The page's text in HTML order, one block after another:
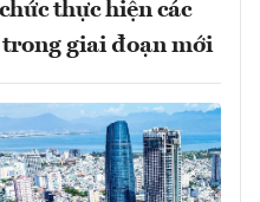
thực hiện các
giai đoạn mới